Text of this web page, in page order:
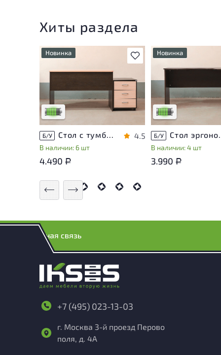
Хиты раздела
В избранное
Новинка
незначительные следы
эксплуатации, не влияющие
использования
Низкая степень износа
Б/У Стол с тумбой ЛДСП Венге
В наличии: 6 шт
4.5
4.490 Р
Новинка
У товара
незначительные
эксплуатации, не
на удобство его
использования
Низкая степень
Б/У Стол
В наличии: 4 шт
3.990 Р
Обратная связь
+7 (495) 023-13-03
г. Москва 3-й проезд Перово
поля, д. 4А